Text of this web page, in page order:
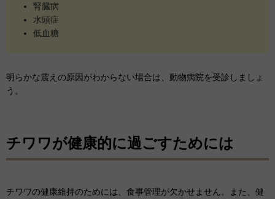
腎臓病
水頭症
低血糖
明らかな震えの原因がわからない場合は、動物病院を受診しましょ
う。
チワワが健康的に過ごすためには
チワワの健康維持のためには、食事管理が欠かせません。また、健